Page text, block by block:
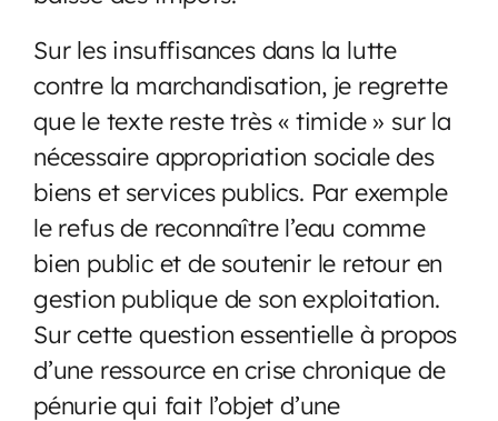
Sur les insuffisances dans la lutte
contre la marchandisation, je regrette
que le texte reste très « timide » sur la
nécessaire appropriation sociale des
biens et services publics. Par exemple
le refus de reconnaître l’eau comme
bien public et de soutenir le retour en
gestion publique de son exploitation.
Sur cette question essentielle à propos
d’une ressource en crise chronique de
pénurie qui fait l’objet d’une